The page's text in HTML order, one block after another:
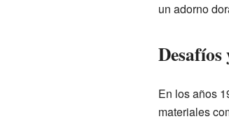
un adorno
Desafíos
En los años
materiales